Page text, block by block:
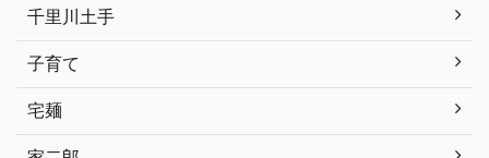
千里川土手
子育て
宅麺